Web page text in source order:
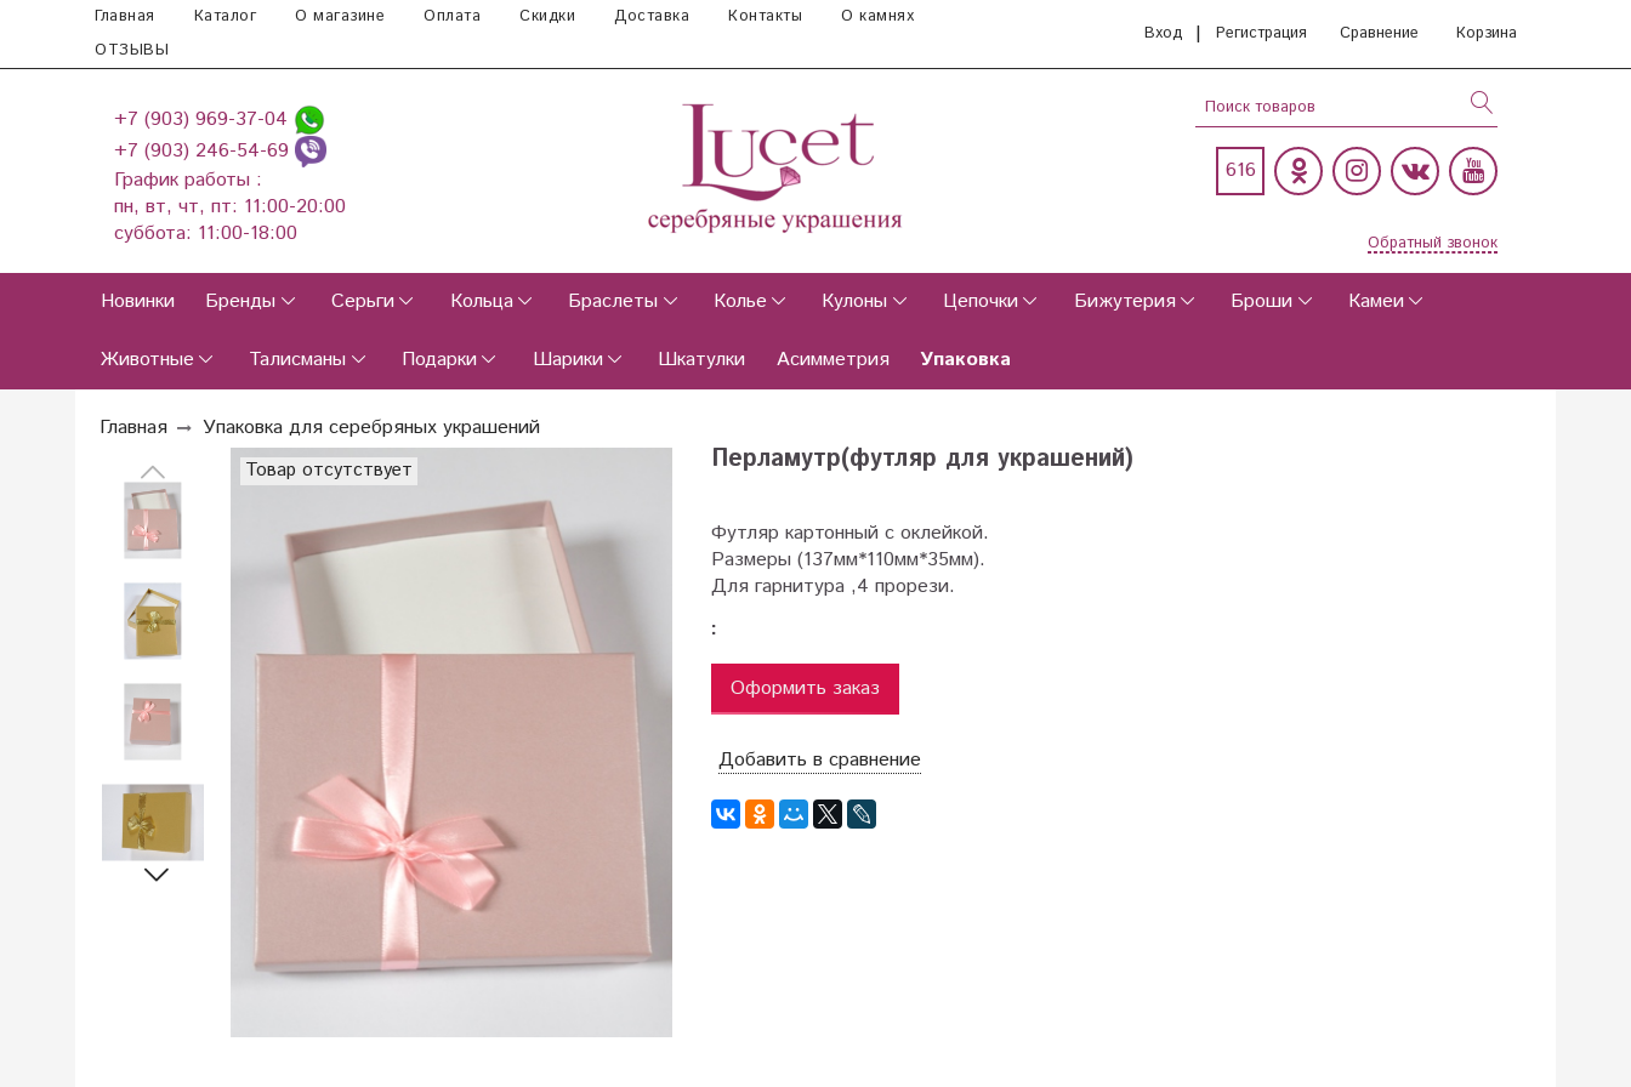
Главная Каталог О магазине Оплата Скидки Доставка Контакты
О камнях
ОТЗЫВЫ
Вход | Регистрация Сравнение Корзина
+7 (903) 969-37-04
+7 (903) 246-54-69
График работы :
пн, вт, чт, пт: 11:00-20:00
суббота: 11:00-18:00
616
Обратный звонок
Новинки Бренды Серьги Кольца Браслеты Колье Кулоны Цепочки Бижутерия Броши Камеи
Животные Талисманы Подарки Шарики Шкатулки Асимметрия Упаковка
Главная Упаковка для серебряных украшений
Товар отсутствует Перламутр(футляр для украшений)
Футляр картонный с оклейкой.
Размеры (137мм*110мм*35мм).
Для гарнитура ,4 прорези.
:
Оформить заказ
Добавить в сравнение